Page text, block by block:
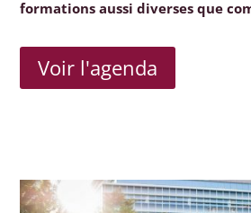
formations aussi diverses que
Voir l'agenda